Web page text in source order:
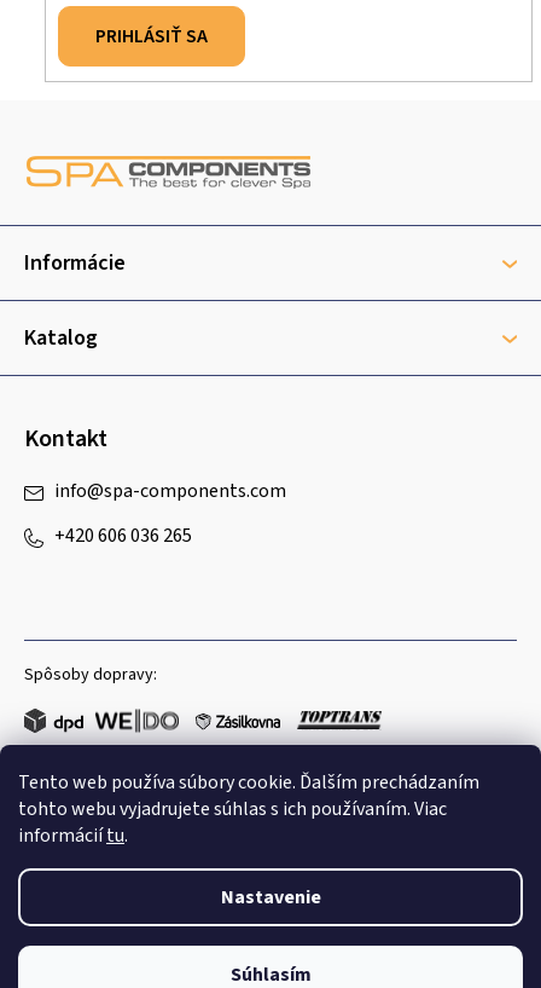
Tento web používa súbory cookie. Ďalším prechádzaním
tohto webu vyjadrujete súhlas s ich používaním. Viac
informáciítu.
Nastavenie
Súhlasím
PRIHLÁSIŤ SA
ä
i
Informácie
Katalog
Kontakt
info@spa-components.com
+420 606 036 265
Spôsoby dopravy:
Obľúbené spôsoby platby:
Copyright 2026Spa Components. Všetky práva vyhradené.